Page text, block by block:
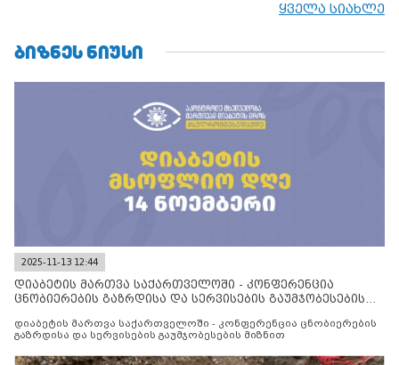
ყველა სიახლე
ᲑᲘᲖᲜᲔᲡ ᲜᲘᲣᲡᲘ
2025-11-13 12:44
დიაბეტის მართვა საქართველოში - კონფერენცია
ცნობიერების გაზრდისა და სერვისების გაუმჯობესების
დიაბეტის მართვა საქართველოში - კონფერენცია ცნობიერების
გაზრდისა და სერვისების გაუმჯობესების მიზნით